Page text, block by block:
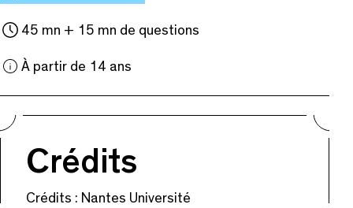
45 mn + 15 mn de questions
À partir de 14 ans
Crédits
Crédits : Nantes Université